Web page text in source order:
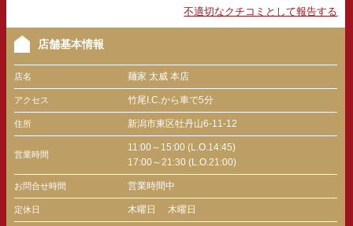
不適切なクチコミとして報告する
店舗基本情報
店名 麺家 太威 本店
アクセス 竹尾I.C.から車で5分
住所 新潟市東区牡丹山6-11-12
営業時間
11:00～15:00 (L.O.14:45)
17:00～21:30 (L.O.21:00)
お問合せ時間 営業時間中
定休日 木曜日 木曜日